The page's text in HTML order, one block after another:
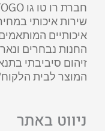
שירות איכותי
איכותיים
זיהום סיביבתי
המוצר לבית
ניווט באתר